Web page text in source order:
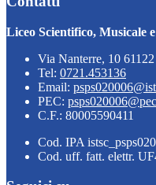
Liceo Scientifico, Musicale
Via Nanterre, 10
Tel: 0721.453136
Email:
PEC:
C.F.: 80005590411
Cod. IPA
Cod. uff. fatt. elettr.